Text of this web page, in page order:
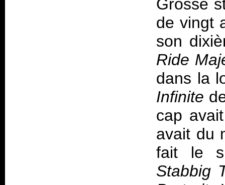
Grosse
de vingt
son
Ride
dans la
Infinite
cap
avait du
fait le
Stabbig